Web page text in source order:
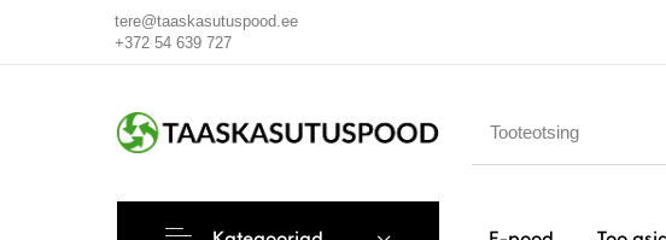
tere@taaskasutuspood.ee
+372 54 639 727